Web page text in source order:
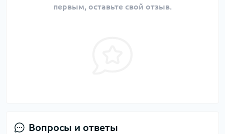
первым, оставьте свой отзыв.
Вопросы и ответы